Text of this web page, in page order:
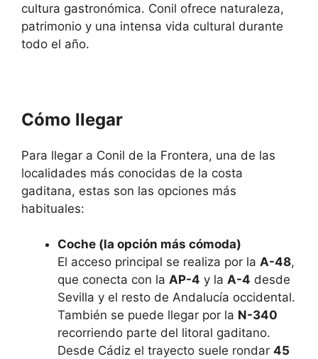
cultura gastronómica. Conil ofrece naturaleza,
patrimonio y una intensa vida cultural durante
todo el año.
Cómo llegar
Para llegar a Conil de la Frontera, una de las
localidades más conocidas de la costa
gaditana, estas son las opciones más
habituales:
Coche (la opción más cómoda)
El acceso principal se realiza por la A-48,
que conecta con la AP-4 y la A-4 desde
Sevilla y el resto de Andalucía occidental.
También se puede llegar por la N-340
recorriendo parte del litoral gaditano.
Desde Cádiz el trayecto suele rondar 45